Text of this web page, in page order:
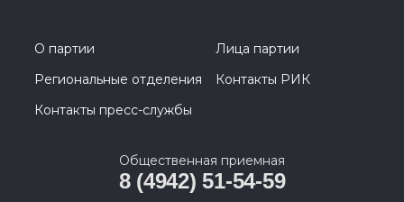
О партии
Лица партии
Региональные отделения
Контакты РИК
Контакты пресс-службы
Общественная приемная
8 (4942) 51-54-59